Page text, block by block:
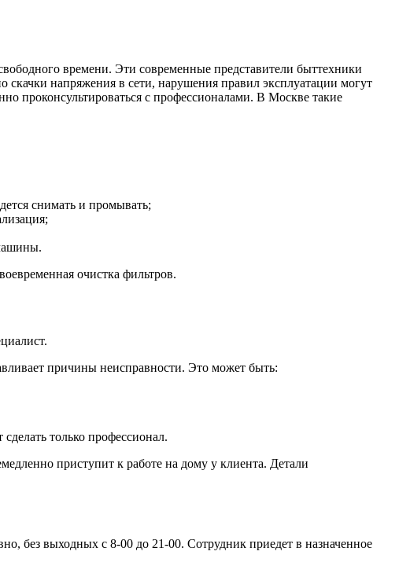
времени. Эти современные представители быттехники
напряжения в сети, нарушения правил эксплуатации могут
проконсультироваться с профессионалами. В Москве такие
снимать и промывать;
очистка фильтров.
причины неисправности. Это может быть:
только профессионал.
приступит к работе на дому у клиента. Детали
без выходных с 8-00 до 21-00. Сотрудник приедет в назначенное